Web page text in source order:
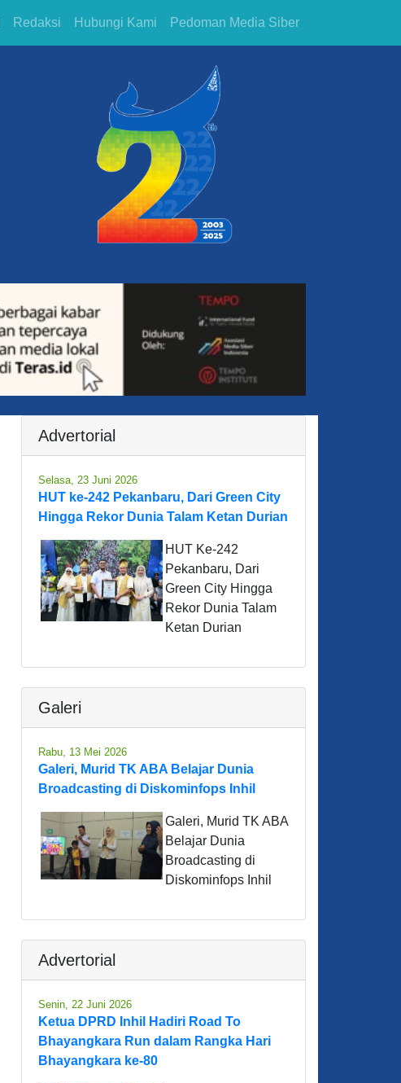
Redaksi Hubungi Kami Pedoman Media Siber
Advertorial
Selasa, 23 Juni 2026
HUT ke-242 Pekanbaru, Dari Green City
Hingga Rekor Dunia Talam Ketan Durian
HUT Ke-242
Pekanbaru, Dari
Green City Hingga
Rekor Dunia Talam
Ketan Durian
Galeri
Rabu, 13 Mei 2026
Galeri, Murid TK ABA Belajar Dunia
Broadcasting di Diskominfops Inhil
Galeri, Murid TK ABA
Belajar Dunia
Broadcasting di
Diskominfops Inhil
Advertorial
Senin, 22 Juni 2026
Ketua DPRD Inhil Hadiri Road To
Bhayangkara Run dalam Rangka Hari
Bhayangkara ke-80